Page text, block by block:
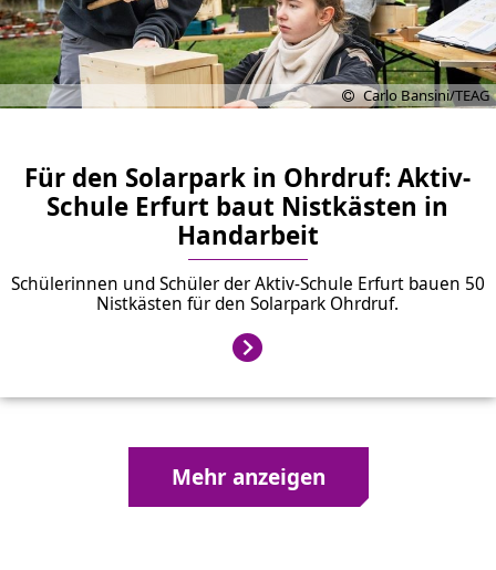
Carlo Bansini/TEAG
Für den Solarpark in Ohrdruf: Aktiv-
Schule Erfurt baut Nistkästen in
Handarbeit
Schülerinnen und Schüler der Aktiv-Schule Erfurt bauen 50
Nistkästen für den Solarpark Ohrdruf.
Mehr anzeigen